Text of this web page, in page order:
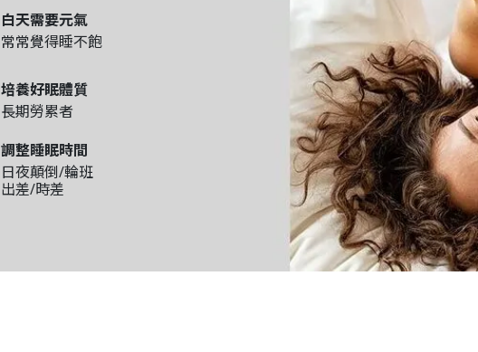
白天需要元氣
常常覺得睡不飽
培養好眠體質
長期勞累者
調整睡眠時間
日夜顛倒/輪班
出差/時差